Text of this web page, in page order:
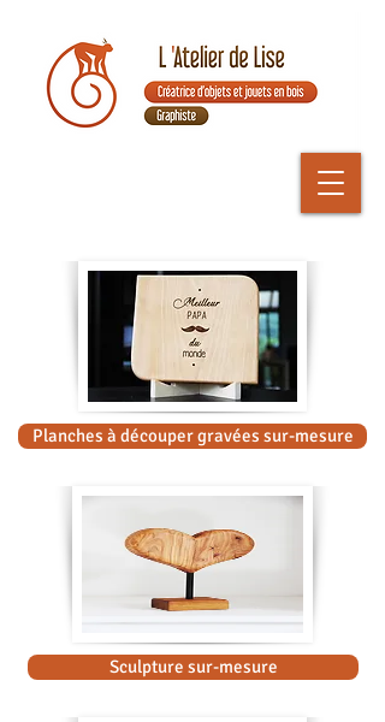
Planches à découper gravées sur-mesure
Sculpture sur-mesure